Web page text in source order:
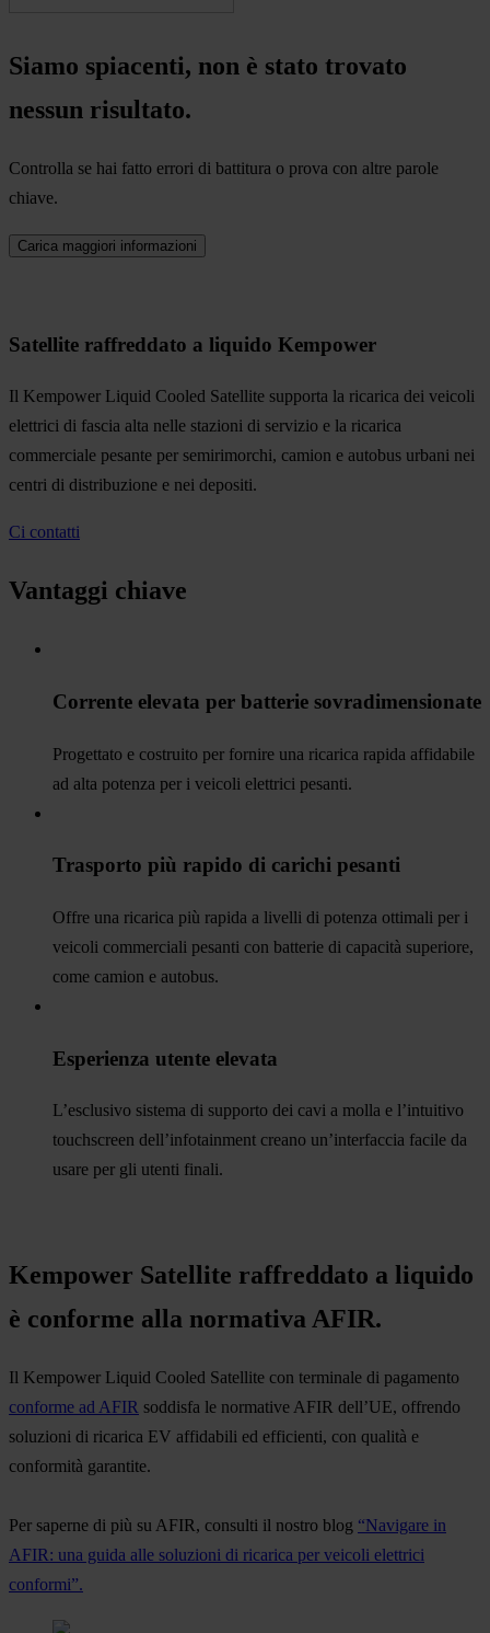
Siamo spiacenti, non è stato trovato
nessun risultato.
Controlla se hai fatto errori di battitura o prova con altre parole
chiave.
Carica maggiori informazioni
Satellite raffreddato a liquido Kempower
Il Kempower Liquid Cooled Satellite supporta la ricarica dei veicoli
elettrici di fascia alta nelle stazioni di servizio e la ricarica
commerciale pesante per semirimorchi, camion e autobus urbani nei
centri di distribuzione e nei depositi.
Ci contatti
Vantaggi chiave
Corrente elevata per batterie sovradimensionate
Progettato e costruito per fornire una ricarica rapida affidabile
ad alta potenza per i veicoli elettrici pesanti.
Trasporto più rapido di carichi pesanti
Offre una ricarica più rapida a livelli di potenza ottimali per i
veicoli commerciali pesanti con batterie di capacità superiore,
come camion e autobus.
Esperienza utente elevata
L’esclusivo sistema di supporto dei cavi a molla e l’intuitivo
touchscreen dell’infotainment creano un’interfaccia facile da
usare per gli utenti finali.
Kempower Satellite raffreddato a liquido
è conforme alla normativa AFIR.
Il Kempower Liquid Cooled Satellite con terminale di pagamento
conforme ad AFIR soddisfa le normative AFIR dell’UE, offrendo
soluzioni di ricarica EV affidabili ed efficienti, con qualità e
conformità garantite.
Per saperne di più su AFIR, consulti il nostro blog “Navigare in
AFIR: una guida alle soluzioni di ricarica per veicoli elettrici
conformi”.